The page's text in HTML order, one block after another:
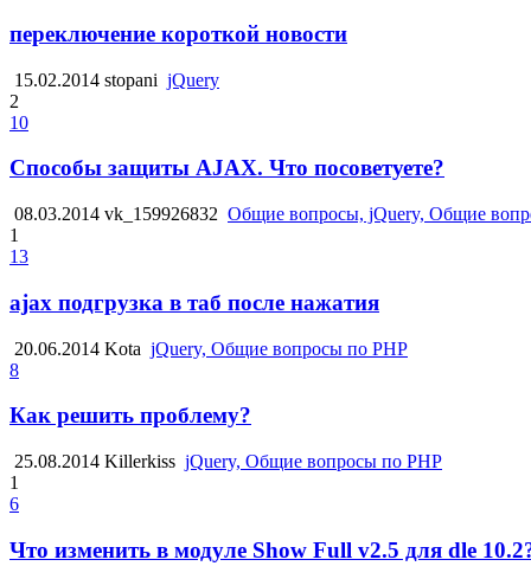
переключение короткой новости
15.02.2014 stopani jQuery
2
10
Способы защиты AJAX. Что посоветуете?
08.03.2014 vk_159926832 Общие вопросы, jQuery, Общие
1
13
ajax подгрузка в таб после нажатия
20.06.2014 Kota jQuery, Общие вопросы по PHP
8
Как решить проблему?
25.08.2014 Killerkiss jQuery, Общие вопросы по PHP
1
6
Что изменить в модуле Show Full v2.5 для dle